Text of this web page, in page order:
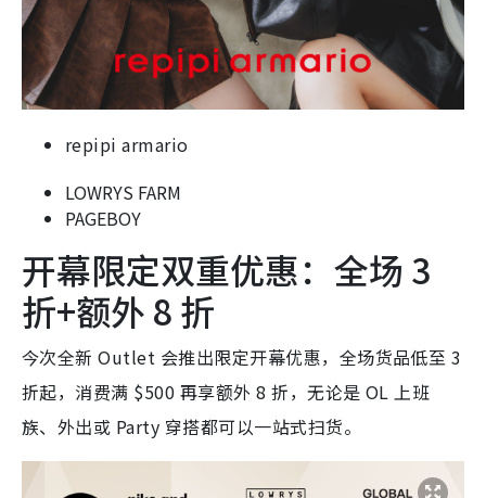
repipi armario
LOWRYS FARM
PAGEBOY
开幕限定双重优惠：全场 3
折+额外 8 折
今次全新 Outlet 会推出限定开幕优惠，全场货品低至 3
折起，消费满 $500 再享额外 8 折，无论是 OL 上班
族、外出或 Party 穿搭都可以一站式扫货。